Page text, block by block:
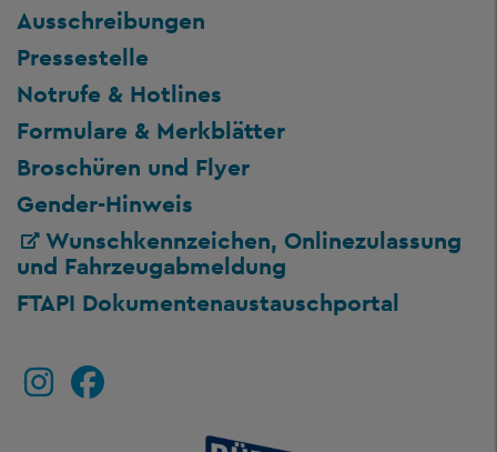
Ausschreibungen
Pressestelle
Notrufe & Hotlines
Formulare & Merkblätter
Broschüren und Flyer
Gender-Hinweis
Wunschkennzeichen, Onlinezulassung
und Fahrzeugabmeldung
FTAPI Dokumentenaustauschportal